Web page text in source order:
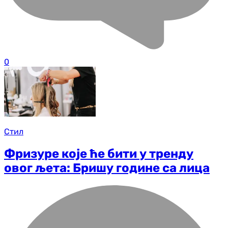
0
Стил
Фризуре које ће бити у тренду
овог љета: Бришу године са лица